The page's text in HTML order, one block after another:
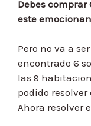
Debes
este
Pero no va a
encontrado 6
las 9
podido resolver
Ahora resolver